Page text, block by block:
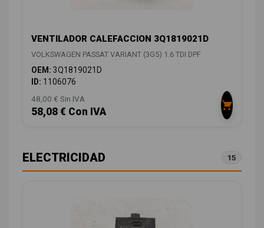
VENTILADOR CALEFACCION 3Q1819021D
VOLKSWAGEN PASSAT VARIANT (3G5) 1.6 TDI DPF
OEM: 3Q1819021D
ID: 1106076
48,00 € Sin IVA
58,08 € Con IVA
ELECTRICIDAD 15